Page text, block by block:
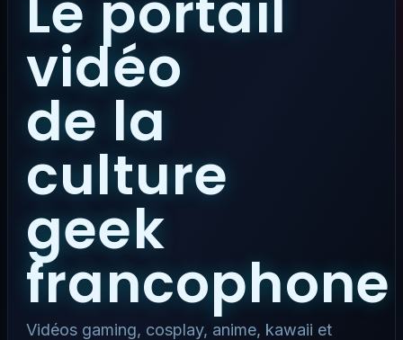
vidéo
de la
culture
geek
francophone
Vidéos gaming, cosplay, anime, kawaii et